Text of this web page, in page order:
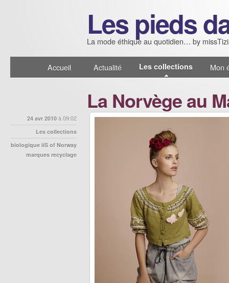
Les pieds
La mode éthique au quotidien… by
Accueil Actualité Les collections Mon
La Norvège au
24 avr 2010 à 09:02
Les collections
biologique iiS of Norway
marques recyclage